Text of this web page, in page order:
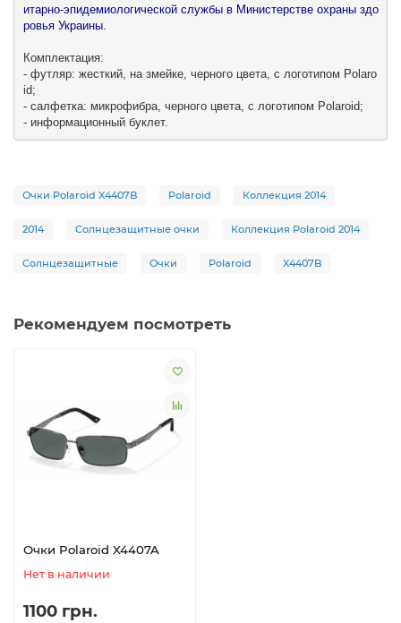
итарно-эпидемиологической службы в Министерстве охраны здо
ровья Украины.
Комплектация:
- футляр: жесткий, на змейке, черного цвета, с логотипом Polaro
id;
- салфетка: микрофибра, черного цвета, с логотипом Polaroid;
- информационный буклет.
Очки Polaroid X4407B Polaroid Коллекция 2014
2014 Солнцезащитные очки Коллекция Polaroid 2014
Солнцезащитные Очки Polaroid X4407B
Рекомендуем посмотреть
Очки Polaroid X4407A
Нет в наличии
1100 грн.